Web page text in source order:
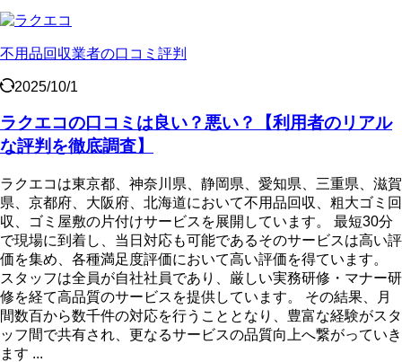
不用品回収業者の口コミ評判
2025/10/1
ラクエコの口コミは良い？悪い？【利用者のリアル
な評判を徹底調査】
ラクエコは東京都、神奈川県、静岡県、愛知県、三重県、滋賀
県、京都府、大阪府、北海道において不用品回収、粗大ゴミ回
収、ゴミ屋敷の片付けサービスを展開しています。 最短30分
で現場に到着し、当日対応も可能であるそのサービスは高い評
価を集め、各種満足度評価において高い評価を得ています。
スタッフは全員が自社社員であり、厳しい実務研修・マナー研
修を経て高品質のサービスを提供しています。 その結果、月
間数百から数千件の対応を行うこととなり、豊富な経験がスタ
ッフ間で共有され、更なるサービスの品質向上へ繋がっていき
ます ...